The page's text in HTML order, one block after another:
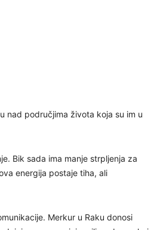
nad područjima života koja su im u
Bik sada ima manje strpljenja za
energija postaje tiha, ali
Merkur u Raku donosi